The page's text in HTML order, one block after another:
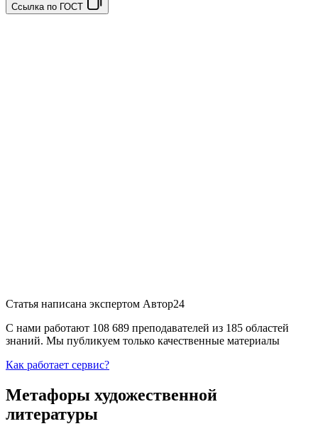
Ссылка по ГОСТ
Статья написана экспертом Автор24
С нами работают 108 689 преподавателей из 185 областей
знаний. Мы публикуем только качественные материалы
Как работает сервис?
Метафоры художественной
литературы